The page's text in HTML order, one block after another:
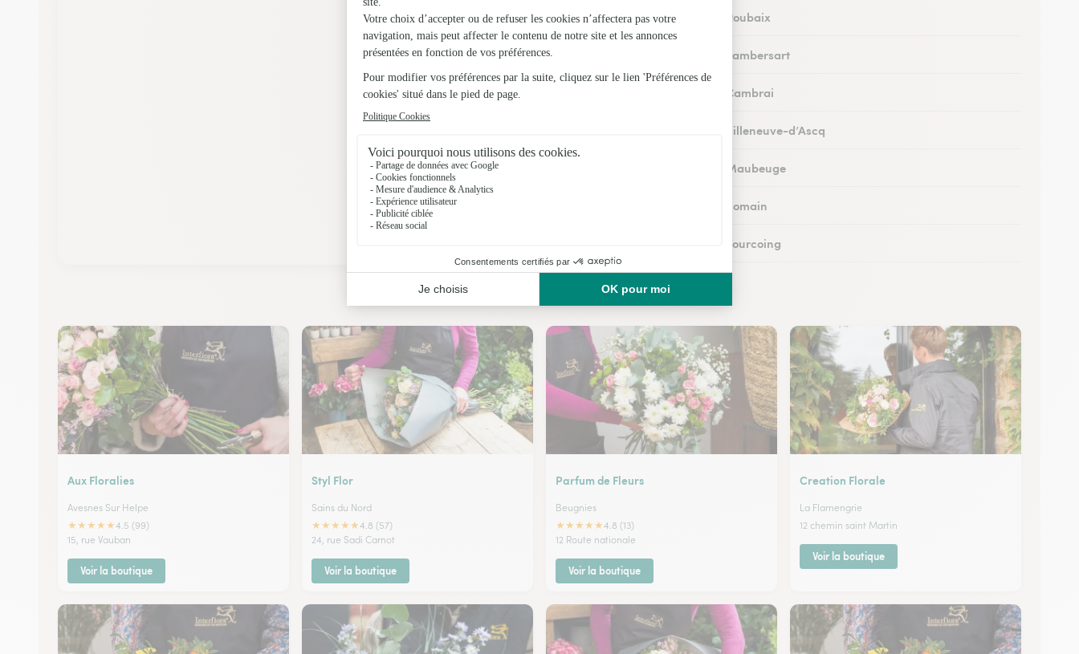
Fleuristes à Roubaix
Fleuristes à Lambersart
Fleuristes à Cambrai
Fleuristes à Villeneuve-d’Ascq
Fleuristes à Maubeuge
Fleuristes à Somain
Fleuristes à Tourcoing
Nos fleuristes à Avesnes-sur-Helpe
Aux Floralies
Avesnes Sur Helpe
★★★★★4.5 (99)
15, rue Vauban
Voir la boutique
Styl Flor
Sains du Nord
★★★★★4.8 (57)
24, rue Sadi Carnot
Voir la boutique
Parfum de Fleurs
Beugnies
★★★★★4.8 (13)
12 Route nationale
Voir la boutique
Creation Florale
La Flamengrie
12 chemin saint Martin
Voir la boutique